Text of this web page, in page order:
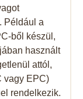
Például a
ből készül,
használt
attól,
vagy EPC)
rendelkezik.